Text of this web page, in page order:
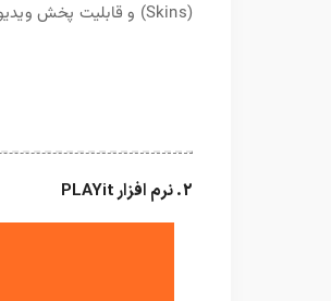
(Skins) و قابلیت پخش ویدیوهای ذخیره شده بر روی دستگاه یا کارت حافظه است.
2. نرم افزار PLAYit